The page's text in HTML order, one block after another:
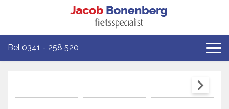
Bel 0341 - 258 520